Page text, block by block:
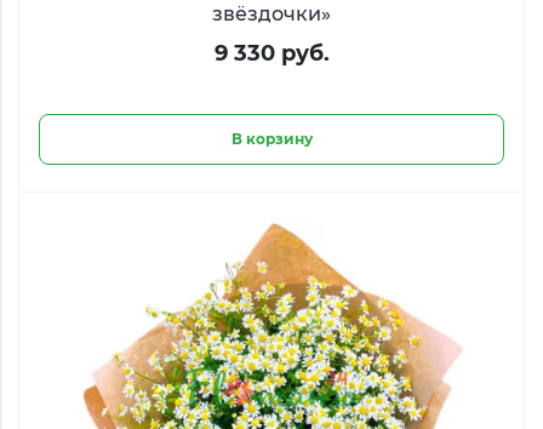
звёздочки»
9 330 руб.
В корзину